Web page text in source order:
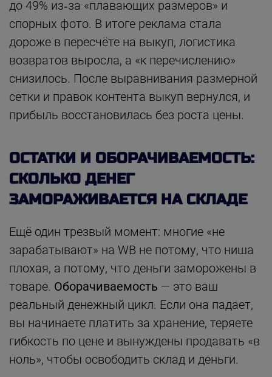
до 49% из‑за «плавающих размеров» и
спорных фото. В итоге реклама стала
дороже в пересчёте на выкуп, логистика
возвратов выросла, а «к перечислению»
снизилось. После выравнивания размерной
сетки и правок контента выкуп вернулся, и
прибыль восстановилась без роста цены.
ОСТАТКИ И ОБОРАЧИВАЕМОСТЬ:
СКОЛЬКО ДЕНЕГ
ЗАМОРАЖИВАЕТСЯ НА СКЛАДЕ
Ещё один трезвый момент: многие «не
зарабатывают» на WB не потому, что ниша
плохая, а потому, что деньги заморожены в
товаре. Оборачиваемость — это ваш
реальный денежный цикл. Если она падает,
вы начинаете платить за хранение, теряете
гибкость по цене и вынуждены продавать «в
ноль», чтобы освободить склад и деньги.